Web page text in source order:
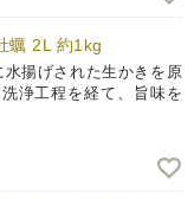
蠣 2L 約1kg
揚げされた生かきを原
浄工程を経て、旨味を